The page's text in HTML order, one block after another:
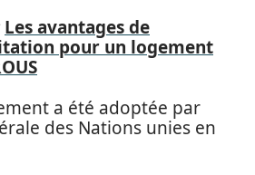
Les avantages de
pour un logement
a été adoptée par
des Nations unies en